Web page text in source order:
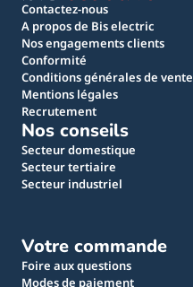
Contactez-nous
A propos de Bis electric
Nos engagements clients
Conformité
Conditions générales de vente
Mentions légales
Recrutement
Nos conseils
Secteur domestique
Secteur tertiaire
Secteur industriel
Votre commande
Foire aux questions
Modes de paiement